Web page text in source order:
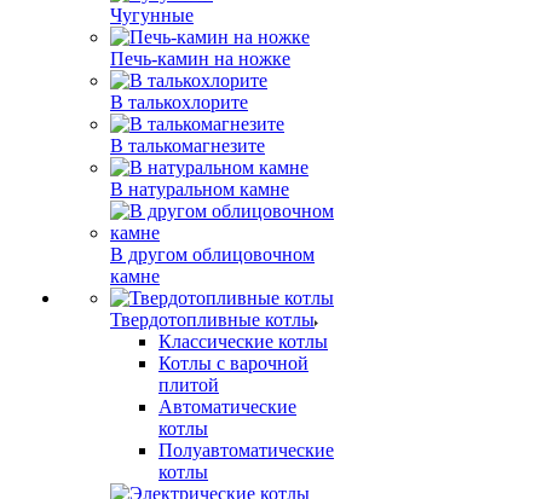
Чугунные
Печь-камин на ножке
В талькохлорите
В талькомагнезите
В натуральном камне
В другом облицовочном
камне
Твердотопливные котлы
Классические котлы
Котлы с варочной
плитой
Автоматические
котлы
Полуавтоматические
котлы